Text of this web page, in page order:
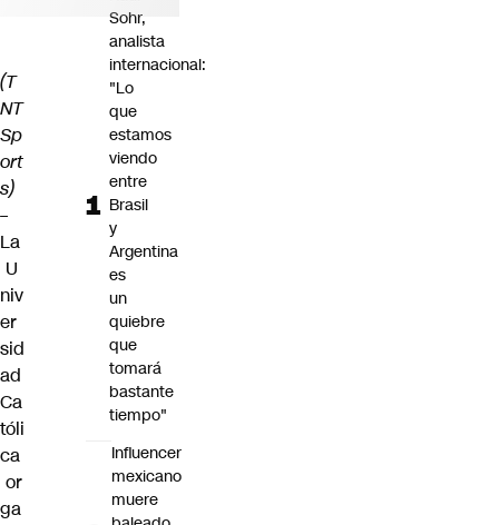
(T
NT
Sp
ort
s)
–
La
U
niv
er
sid
ad
Ca
tóli
ca
or
ga
Sohr,
analista
internacional:
"Lo
que
estamos
viendo
entre
Brasil
y
Argentina
es
un
quiebre
que
tomará
bastante
tiempo"
Influencer
mexicano
muere